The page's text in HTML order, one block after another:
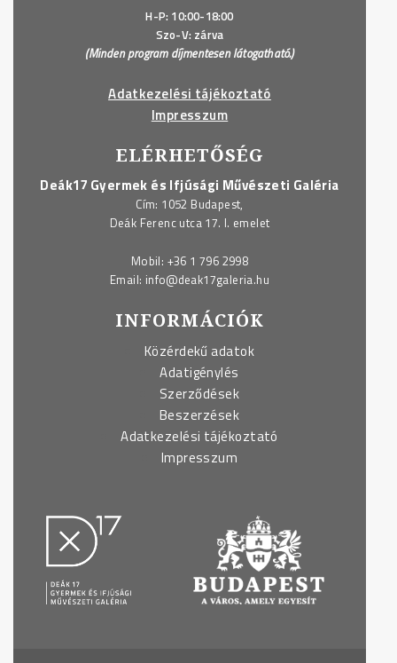
H-P: 10:00-18:00
Szo-V: zárva
(Minden program díjmentesen látogatható.)
Adatkezelési tájékoztató
Impresszum
ELÉRHETŐSÉG
Deák17 Gyermek és Ifjúsági Művészeti Galéria
Cím: 1052 Budapest,
Deák Ferenc utca 17. I. emelet
Mobil: +36 1 796 2998
Email: info@deak17galeria.hu
INFORMÁCIÓK
Közérdekű adatok
Adatigénylés
Szerződések
Beszerzések
Adatkezelési tájékoztató
Impresszum